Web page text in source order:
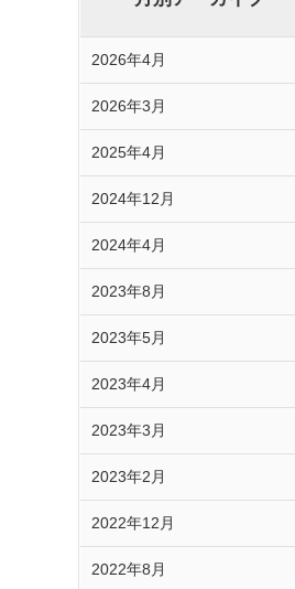
2026年4月
2026年3月
2025年4月
2024年12月
2024年4月
2023年8月
2023年5月
2023年4月
2023年3月
2023年2月
2022年12月
2022年8月